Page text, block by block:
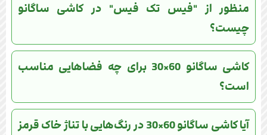
منظور از "فیس تک فیس" در کاشی ساگانو
چیست؟
کاشی ساگانو 60×30 برای چه فضاهایی مناسب
است؟
آیا کاشی ساگانو 60×30 در رنگ‌هایی با تناژ خاک قرمز